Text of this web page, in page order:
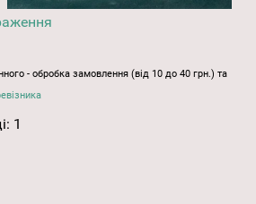
- обробка замовлення (від 10 до 40 грн.) та
1